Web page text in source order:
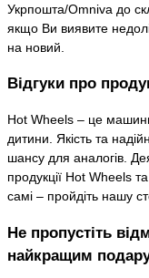
Укрпошта/Omniva до
якщо Ви виявите
на новий.
Відгуки про
Hot Wheels – це
дитини. Якість та
шансу для аналогів.
продукції Hot Wheels
самі – пройдіть нашу
Не пропустіть
найкращим